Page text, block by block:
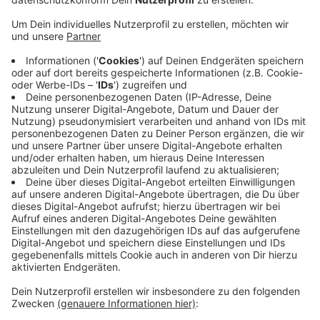
unterwegs ist, sollte am besten etwas mehr Zeit
einplanen. Denn Straßen.NRW sperrt ab heute Abend
19 Uhr bis vorraussichtlich Montagmorgen 5 Uhr einen
Teil der Autobahn. Auf der Strecke soll ein besonderer
Asphalt aufgetragen werden, der die Geräusche
reduziert. Deshalb muss die Strecke in Richtung Köln
zwischen Neuss-Norf und dem Dreieick Neuss-Süd
gesperrt werden. Eine größere Umleitung führt über
die A44, die A3 und die A46. Ob die Arbeiten
stattfinden können, ist allerdings auch vom Wetter
abhängig.
Anzeige